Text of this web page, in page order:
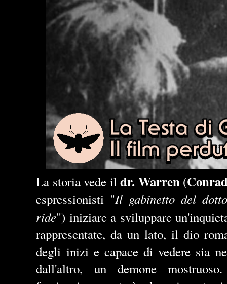
La storia vede ildr.Warren(
espressionisti "Il gabinetto del
ride") iniziare a sviluppare
rappresentate, da un lato, il dio
degli inizi e capace di vedere sia
dall'altro, un demone